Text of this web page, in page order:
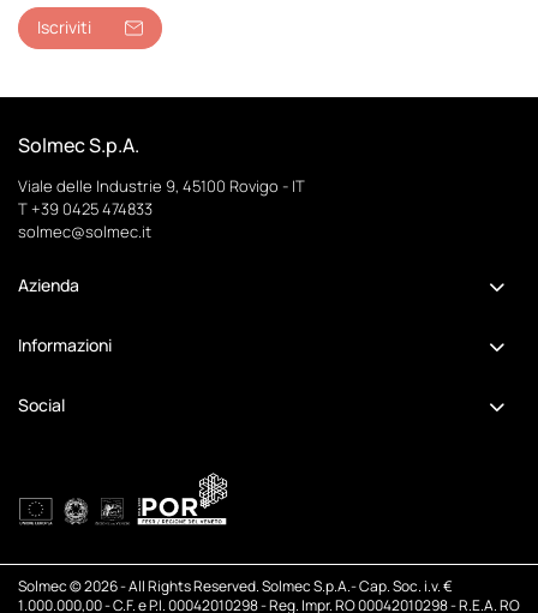
Iscriviti
Solmec S.p.A.
Viale delle Industrie 9, 45100 Rovigo - IT
T+39 0425 474833
solmec@solmec.it
Azienda
Informazioni
Social
Solmec © 2026 - All Rights Reserved. Solmec S.p.A.- Cap. Soc. i.v. €
1.000.000,00 - C.F. e P.I. 00042010298 - Reg. Impr. RO 00042010298 - R.E.A. RO